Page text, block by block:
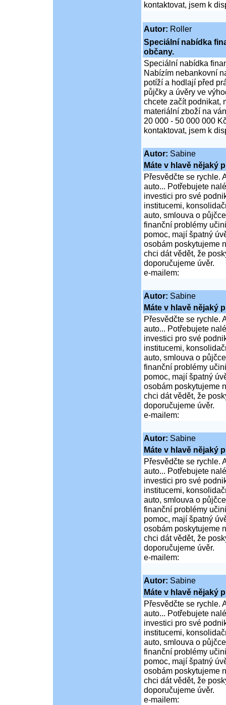
kontaktovat, jsem k
Autor: Roller
Speciální nabídka
občany.
Speciální nabídka
Nabízím nebankovní
potíží a hodlají před
půjčky a úvěry ve
chcete začít podnikat,
materiální zboží na
20 000 - 50 000 000
kontaktovat, jsem k
Autor: Sabine
Máte v hlavě nějaký
Přesvědčte se rychle.
auto... Potřebujete
investici pro své
institucemi,
auto, smlouva o
finanční problémy
pomoc, mají špatný
osobám poskytujeme
chci dát vědět, že
doporučujeme úvěr.
e-mailem:
Autor: Sabine
Máte v hlavě nějaký
Přesvědčte se rychle.
auto... Potřebujete
investici pro své
institucemi,
auto, smlouva o
finanční problémy
pomoc, mají špatný
osobám poskytujeme
chci dát vědět, že
doporučujeme úvěr.
e-mailem:
Autor: Sabine
Máte v hlavě nějaký
Přesvědčte se rychle.
auto... Potřebujete
investici pro své
institucemi,
auto, smlouva o
finanční problémy
pomoc, mají špatný
osobám poskytujeme
chci dát vědět, že
doporučujeme úvěr.
e-mailem:
Autor: Sabine
Máte v hlavě nějaký
Přesvědčte se rychle.
auto... Potřebujete
investici pro své
institucemi,
auto, smlouva o
finanční problémy
pomoc, mají špatný
osobám poskytujeme
chci dát vědět, že
doporučujeme úvěr.
e-mailem: